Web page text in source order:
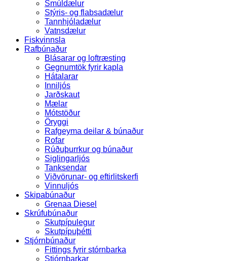
Smúldælur
Stýris- og flabsadælur
Tannhjóladælur
Vatnsdælur
Fiskvinnsla
Rafbúnaður
Blásarar og loftræsting
Gegnumtök fyrir kapla
Hátalarar
Inniljós
Jarðskaut
Mælar
Mótstöður
Öryggi
Rafgeyma deilar & búnaður
Rofar
Rúðuþurrkur og búnaður
Siglingarljós
Tanksendar
Viðvörunar- og eftirlitskerfi
Vinnuljós
Skipabúnaður
Grenaa Diesel
Skrúfubúnaður
Skutpípulegur
Skutpípuþétti
Stjórnbúnaður
Fittings fyrir stórnbarka
Stjórnbarkar